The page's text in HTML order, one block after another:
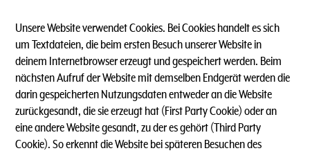
Unsere Website verwendet Cookies. Bei Cookies handelt es sich
um Textdateien, die beim ersten Besuch unserer Website in
deinem Internetbrowser erzeugt und gespeichert werden. Beim
nächsten Aufruf der Website mit demselben Endgerät werden die
darin gespeicherten Nutzungsdaten entweder an die Website
zurückgesandt, die sie erzeugt hat (First Party Cookie) oder an
eine andere Website gesandt, zu der es gehört (Third Party
Cookie). So erkennt die Website bei späteren Besuchen des